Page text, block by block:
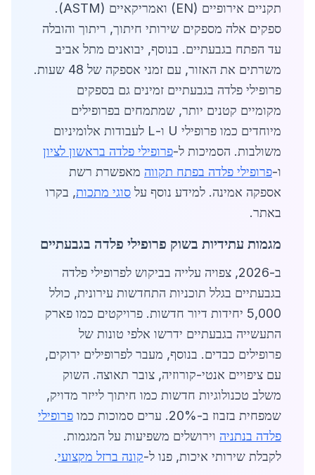
תקניים אירופיים (EN) ואמריקאיים (ASTM).
ספקים אלה מספקים שירותי חיתוך, ריתוך והובלה
עד הפתח בגבעתיים. בנוסף, יבואנים מתל אביב
משרתים את האזור, עם זמני אספקה של 48 שעות.
פרופילי פלדה בגבעתיים זמינים גם בספקים
מקומיים קטנים יותר, שמתמחים בפרופילים
מיוחדים כמו פרופילי U ו-L לעבודות אלומיניום
משולבות. הסמיכות ל-פרופילי פלדה בראשון לציון
ו-פרופילי פלדה בפתח תקווה מאפשרת רשת
אספקה אמינה. למידע נוסף על סוגי מתכות, בקרו
באתר.
מגמות עתידיות בשוק פרופילי פלדה בגבעתיים
ב-2026, צפויה עלייה בביקוש לפרופילי פלדה
בגבעתיים בגלל תוכניות התחדשות עירונית, כולל
5,000 יחידות דיור חדשות. פרויקטים כמו פארק
התעשייה בגבעתיים ידרשו אלפי טונות של
פרופילים כבדים. בנוסף, מעבר לפרופילים ירוקים,
עם ציפויים אנטי-קורוזיה, צובר תאוצה. השוק
משלב טכנולוגיות חדשות כמו חיתוך לייזר מדויק,
שמפחית בזבוז ב-20%. ערים סמוכות כמו
פרופילי
פלדה בנתניה וירושלים משפיעות על המגמות.
לקבלת שירותי איכות, פנו ל-קונה ברזל מקצועי.